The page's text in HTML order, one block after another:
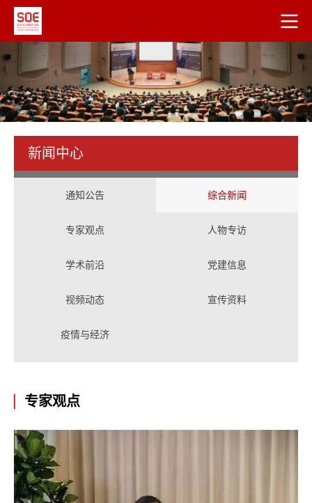
新闻中心
通知公告 综合新闻
专家观点 人物专访
学术前沿 党建信息
视频动态 宣传资料
疫情与经济
专家观点